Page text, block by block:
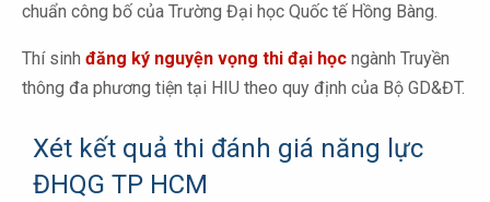
chuẩn công bố của Trường Đại học Quốc tế Hồng Bàng.
Thí sinh đăng ký nguyện vọng thi đại học ngành Truyền
thông đa phương tiện tại HIU theo quy định của Bộ GD&ĐT.
Xét kết quả thi đánh giá năng lực
ĐHQG TP HCM